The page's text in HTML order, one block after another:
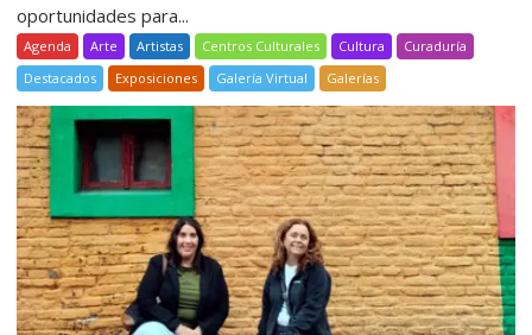
oportunidades para...
Agenda Arte Artistas Centros Culturales Cultura
Curaduría
Destacados
Exposiciones Galería Virtual Galerías